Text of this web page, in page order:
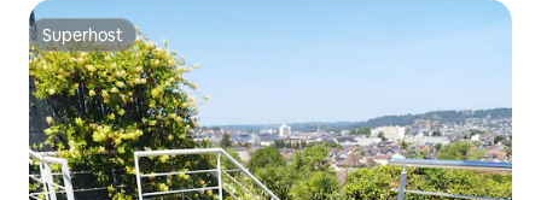
Superhost
Superhost